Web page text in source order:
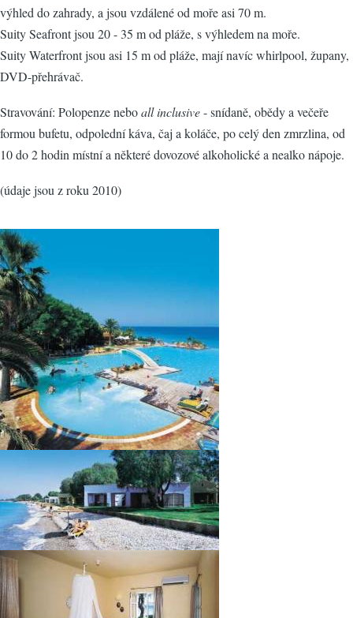
výhled do zahrady, a jsou vzdálené od moře asi 70 m.
Suity Seafront jsou 20 - 35 m od pláže, s výhledem na moře.
Suity Waterfront jsou asi 15 m od pláže, mají navíc whirlpool, župany,
DVD-přehrávač.
Stravování: Polopenze neboall inclusive- snídaně, obědy a večeře
formou bufetu, odpolední káva, čaj a koláče, po celý den zmrzlina, od
10 do 2 hodin místní a některé dovozové alkoholické a nealko nápoje.
(údaje jsou z roku 2010)